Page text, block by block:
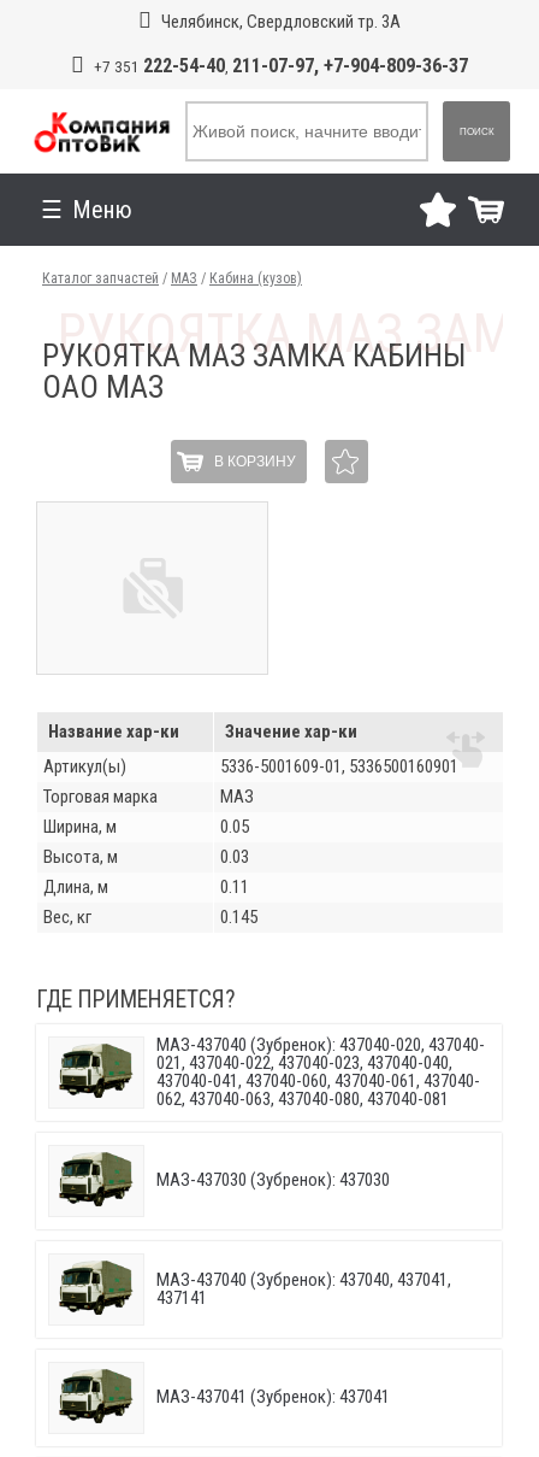
Челябинск, Свердловский тр. 3А
+7 351 222-54-40, 211-07-97, +7-904-809-36-37
ПОИСК
Меню
Каталог запчастей / МАЗ / Кабина (кузов)
РУКОЯТКА МАЗ ЗАМКА КАБИНЫ
ОАО МАЗ
В КОРЗИНУ
Название хар-ки
Значение хар-ки
Артикул(ы)
5336-5001609-01, 5336500160901
Торговая марка
МАЗ
Ширина, м
0.05
Высота, м
0.03
Длина, м
0.11
Вес, кг
0.145
ГДЕ ПРИМЕНЯЕТСЯ?
МАЗ-437040 (Зубренок): 437040-020, 437040-
021, 437040-022, 437040-023, 437040-040,
437040-041, 437040-060, 437040-061, 437040-
062, 437040-063, 437040-080, 437040-081
МАЗ-437030 (Зубренок): 437030
МАЗ-437040 (Зубренок): 437040, 437041,
437141
МАЗ-437041 (Зубренок): 437041